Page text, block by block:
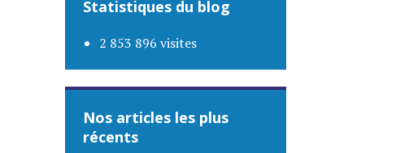
Statistiques du blog
2 853 896 visites
Nos articles les plus
récents